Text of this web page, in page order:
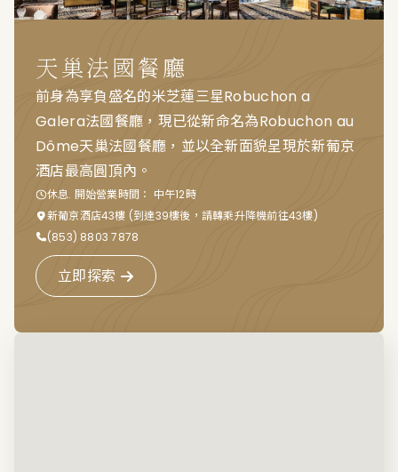
天巢法國餐廳
前身為享負盛名的米芝蓮三星Robuchon a
Galera法國餐廳，現已從新命名為Robuchon au
Dôme天巢法國餐廳，並以全新面貌呈現於新葡京
酒店最高圓頂內。
休息. 開始營業時間： 中午12時
新葡京酒店43樓 (到達39樓後，請轉乘升降機前往43樓)
(853) 8803 7878
立即探索